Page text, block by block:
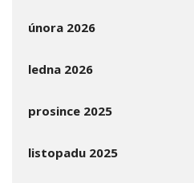
února 2026
ledna 2026
prosince 2025
listopadu 2025